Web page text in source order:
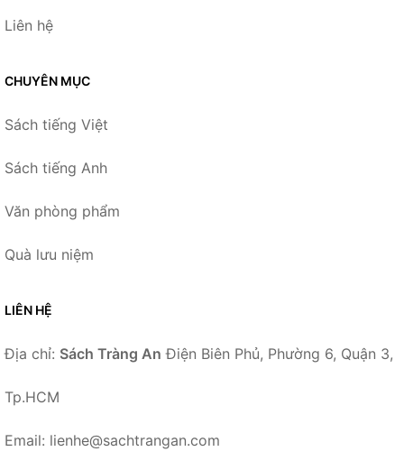
Liên hệ
CHUYÊN MỤC
Sách tiếng Việt
Sách tiếng Anh
Văn phòng phẩm
Quà lưu niệm
LIÊN HỆ
Địa chỉ: Sách Tràng An Điện Biên Phủ, Phường 6, Quận 3,
Tp.HCM
Email: lienhe@sachtrangan.com